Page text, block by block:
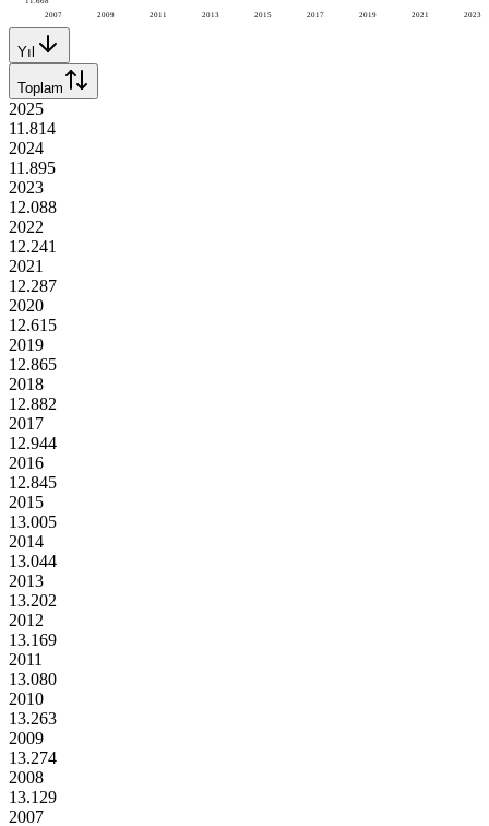
2007 2009 2011 2013 2015 2017 2019 2021 2023
Yıl
Toplam
2025
11.814
2024
11.895
2023
12.088
2022
12.241
2021
12.287
2020
12.615
2019
12.865
2018
12.882
2017
12.944
2016
12.845
2015
13.005
2014
13.044
2013
13.202
2012
13.169
2011
13.080
2010
13.263
2009
13.274
2008
13.129
2007